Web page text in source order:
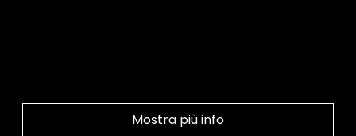
Mostra più info